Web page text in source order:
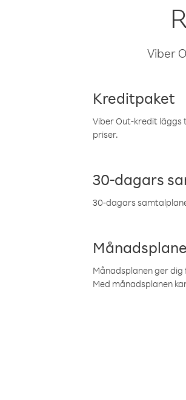
Viber
Kreditpaket
Viber Out-kredit läggs
priser.
30-dagars
30-dagars
Månadsplanen ger
Med månadsplanen